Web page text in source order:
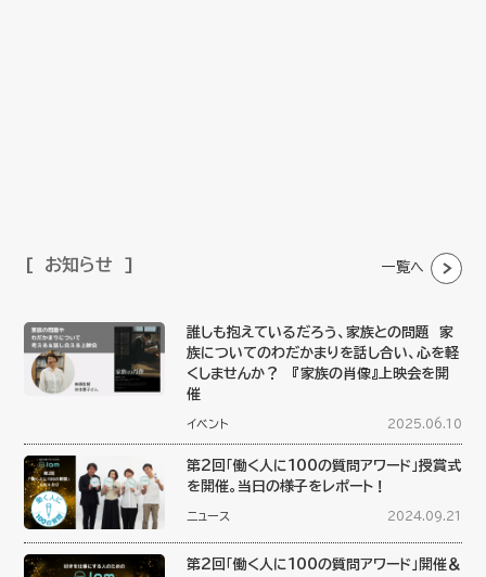
お知らせ 一覧へ
誰しも抱えているだろう、家族との問題 家
族についてのわだかまりを話し合い、心を軽
くしませんか？ 『家族の肖像』上映会を開
催
イベント 2025.06.10
第2回「働く人に100の質問アワード」授賞式
を開催。当日の様子をレポート！
ニュース 2024.09.21
第2回「働く人に100の質問アワード」開催＆